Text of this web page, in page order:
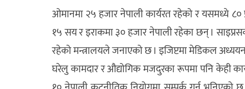
ओमानमा २५ हजार नेपाली कार्यरत रहेको र यसमध्ये
१५ सय र इराकमा ३० हजार नेपाली रहेका छन् ।
रहेको मन्त्रालयले जनाएको छ । इजिप्टमा मेडिकल अध्ययन
घरेलु कामदार र औद्योगिक मजदुरका रूपमा पनि केही